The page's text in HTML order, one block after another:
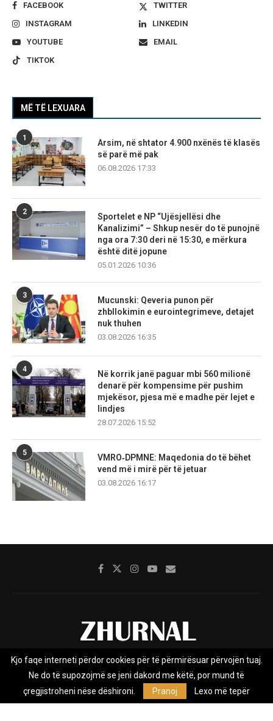
FACEBOOK
TWITTER
INSTAGRAM
LINKEDIN
YOUTUBE
EMAIL
TIKTOK
MË TË LEXUARA
1
Arsim, në shtator 4.900 nxënës të klasës
së parë më pak
06.08.2026 17:33
2
Sportelet e NP “Ujësjellësi dhe
Kanalizimi” – Shkup nesër do të punojnë
nga ora 7:30 deri në 15:30, e mërkura
është ditë jopune
05.01.2026 10:36
3
Mucunski: Qeveria punon për
zhbllokimin e eurointegrimeve, detajet
nuk thuhen
03.08.2026 16:35
4
Në korrik janë paguar mbi 560 milionë
denarë për kompensime për pushim
mjekësor, pjesa më e madhe për lejet e
lindjes
28.07.2026 15:52
5
VMRO‑DPMNE: Maqedonia do të bëhet
vend më i mirë për të jetuar
03.08.2026 16:17
Rreth nesh Impresumi Marketing
Privacy Policy
Zhurnal.mk është Agjenci e Lajmeve e pavarur, e themeluar në vitin
Kjo faqe interneti përdor cookies për të përmirësuar përvojën tuaj.
Ne do të supozojmë se jeni dakord me këtë, por mund të
çregjistroheni nëse dëshironi.
Pranoj Lexo më tepër